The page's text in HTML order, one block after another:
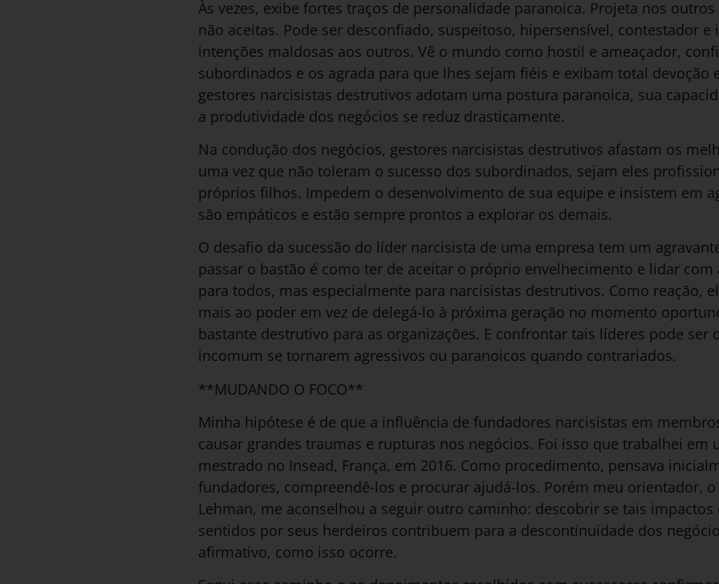
Às vezes, exibe fortes traços de personalidade paranoica. Projeta nos
não aceitas. Pode ser desconfiado, suspeitoso, hipersensível, contestador
intenções maldosas aos outros. Vê o mundo como hostil e ameaçador,
subordinados e os agrada para que lhes sejam fiéis e exibam total devoção
gestores narcisistas destrutivos adotam uma postura paranoica, sua
a produtividade dos negócios se reduz drasticamente.
Na condução dos negócios, gestores narcisistas destrutivos afastam os
uma vez que não toleram o sucesso dos subordinados, sejam eles
próprios filhos. Impedem o desenvolvimento de sua equipe e insistem em
são empáticos e estão sempre prontos a explorar os demais.
O desafio da sucessão do líder narcisista de uma empresa tem um
passar o bastão é como ter de aceitar o próprio envelhecimento e lidar
para todos, mas especialmente para narcisistas destrutivos. Como reação,
mais ao poder em vez de delegá-lo à próxima geração no momento
bastante destrutivo para as organizações. E confrontar tais líderes pode ser
incomum se tornarem agressivos ou paranoicos quando contrariados.
**MUDANDO O FOCO**
Minha hipótese é de que a influência de fundadores narcisistas em
causar grandes traumas e rupturas nos negócios. Foi isso que trabalhei em
mestrado no Insead, França, em 2016. Como procedimento, pensava
fundadores, compreendê-los e procurar ajudá-los. Porém meu orientador,
Lehman, me aconselhou a seguir outro caminho: descobrir se tais
sentidos por seus herdeiros contribuem para a descontinuidade dos
afirmativo, como isso ocorre.